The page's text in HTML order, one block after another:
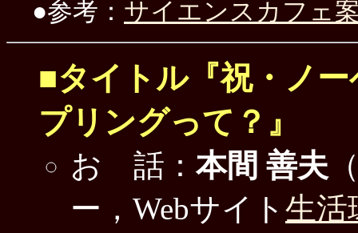
●参考： サイエンスカフェ
■タイトル『祝・ノ
プリングって？』
お 話：本間 善夫
ー，Webサイト 生活